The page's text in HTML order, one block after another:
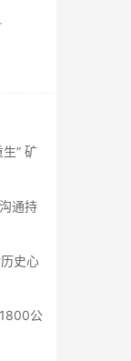
生” 矿
通持
史心
公